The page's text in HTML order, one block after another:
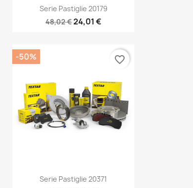
 Anteprima
Serie Pastiglie 20179
48,02 €24,01 €
 Anteprima
Serie Pastiglie 20371
-50% favorite_border